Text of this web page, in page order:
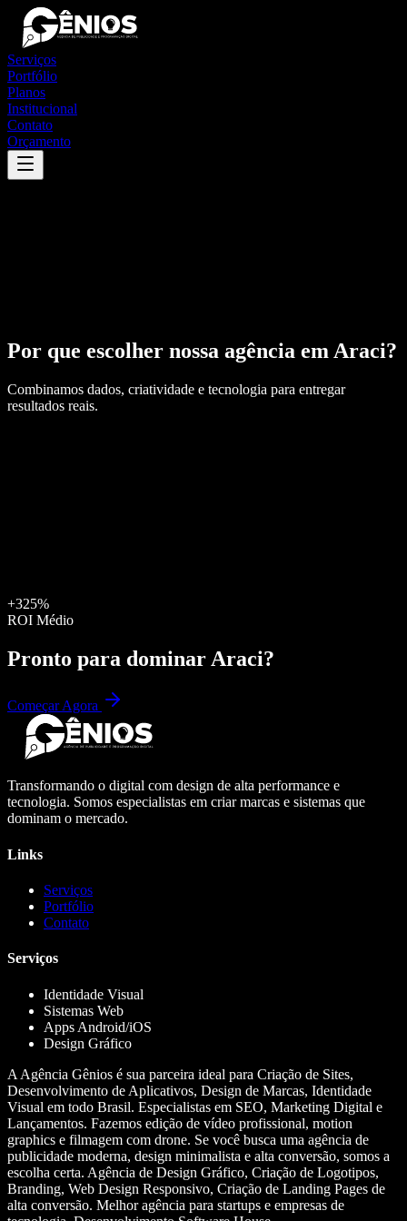
Serviços
Portfólio
Planos
Institucional
Contato
Orçamento
Por que escolher nossa agência em Araci?
Combinamos dados, criatividade e tecnologia para entregar
resultados reais.
+325%
ROI Médio
Pronto para dominar Araci?
Começar Agora
Transformando o digital com design de alta performance e
tecnologia. Somos especialistas em criar marcas e sistemas que
dominam o mercado.
Links
Serviços
Portfólio
Contato
Serviços
Identidade Visual
Sistemas Web
Apps Android/iOS
Design Gráfico
A Agência Gênios é sua parceira ideal para Criação de Sites,
Desenvolvimento de Aplicativos, Design de Marcas, Identidade
Visual em todo Brasil. Especialistas em SEO, Marketing Digital e
Lançamentos. Fazemos edição de vídeo profissional, motion
graphics e filmagem com drone. Se você busca uma agência de
publicidade moderna, design minimalista e alta conversão, somos a
escolha certa. Agência de Design Gráfico, Criação de Logotipos,
Branding, Web Design Responsivo, Criação de Landing Pages de
alta conversão. Melhor agência para startups e empresas de